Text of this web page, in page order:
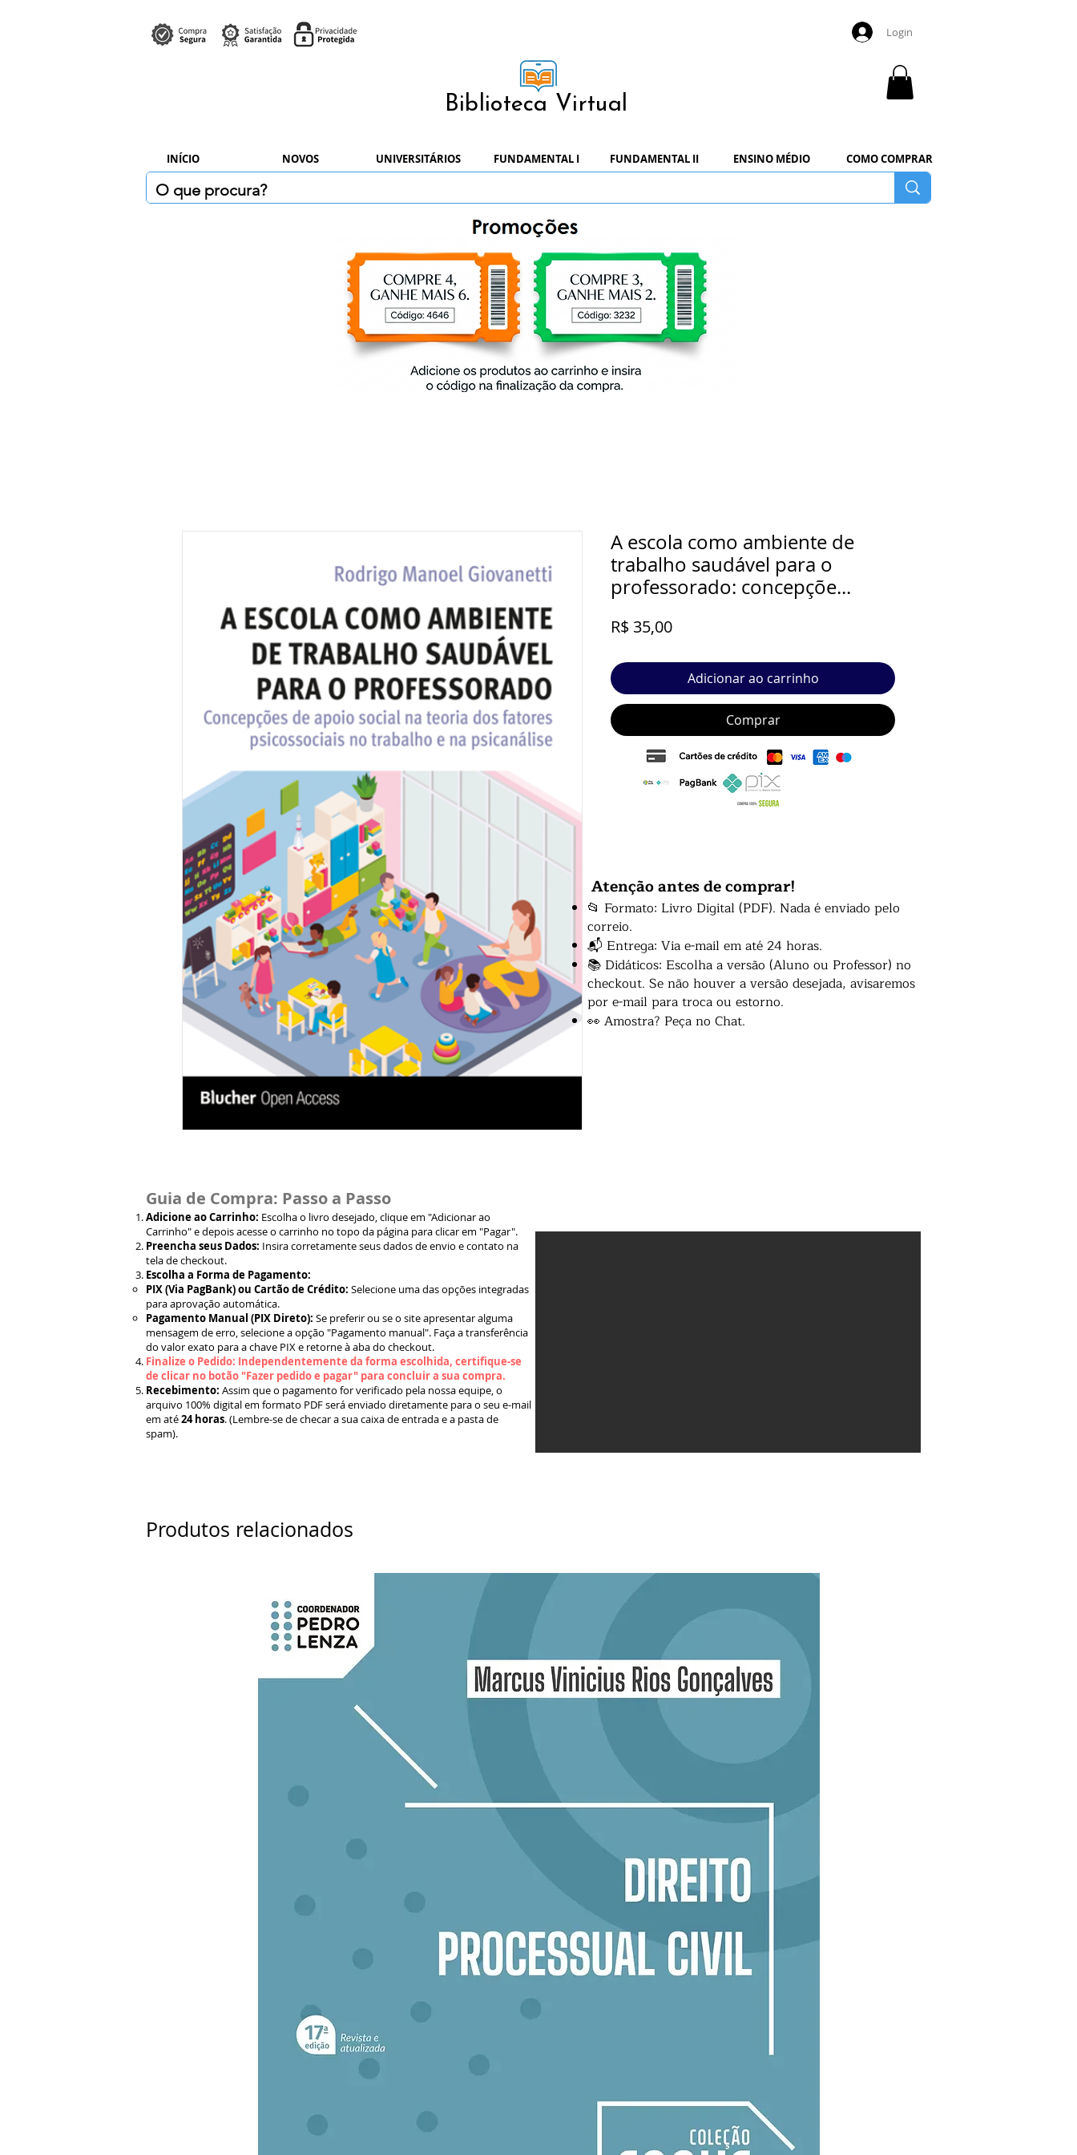
Login
Biblioteca Virtual
INÍCIO NOVOS UNIVERSITÁRIOS FUNDAMENTAL I FUNDAMENTAL II ENSINO MÉDIO COMO COMPRAR
A escola como ambiente de
trabalho saudável para o
professorado: concepçõe...
R$ 35,00Preço
Adicionar ao carrinho
Comprar
Atenção antes de comprar!
📂 Formato: Livro Digital (PDF). Nada é enviado pelo
correio.
📬 Entrega: Via e-mail em até 24 horas.
📚 Didáticos: Escolha a versão (Aluno ou Professor) no
checkout. Se não houver a versão desejada, avisaremos
por e-mail para troca ou estorno.
👀 Amostra? Peça no Chat.
Guia de Compra: Passo a Passo
Adicione ao Carrinho: Escolha o livro desejado, clique em "Adicionar ao
Carrinho" e depois acesse o carrinho no topo da página para clicar em "Pagar".
Preencha seus Dados: Insira corretamente seus dados de envio e contato na
tela de checkout.
Escolha a Forma de Pagamento:
PIX (Via PagBank) ou Cartão de Crédito: Selecione uma das opções integradas
para aprovação automática.
Pagamento Manual (PIX Direto): Se preferir ou se o site apresentar alguma
mensagem de erro, selecione a opção "Pagamento manual". Faça a transferência
do valor exato para a chave PIX e retorne à aba do checkout.
Finalize o Pedido: Independentemente da forma escolhida, certifique-se
de clicar no botão "Fazer pedido e pagar" para concluir a sua compra.
Recebimento: Assim que o pagamento for verificado pela nossa equipe, o
arquivo 100% digital em formato PDF será enviado diretamente para o seu e-mail
em até24 horas. (Lembre-se de checar a sua caixa de entrada e a pasta de
spam).
Produtos relacionados